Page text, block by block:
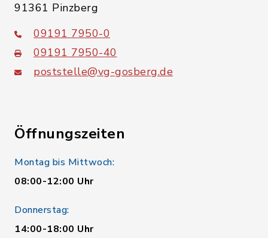
91361 Pinzberg
09191 7950-0
09191 7950-40
poststelle@vg-gosberg.de
Öffnungszeiten
Montag bis Mittwoch:
08:00-12:00 Uhr
Donnerstag:
14:00-18:00 Uhr